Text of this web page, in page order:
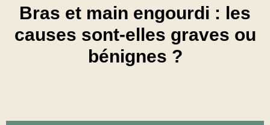
Bras et main engourdi : les
causes sont-elles graves ou
bénignes ?